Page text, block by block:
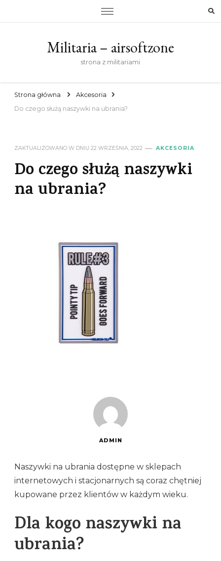
Militaria – airsoftzone
strona z militariami
Strona główna
Akcesoria
Do czego służą naszywki na ubrania?
ZAKTUALIZOWANO W DNIU 22 WRZEŚNIA, 2022 AKCESORIA
Do czego służą naszywki
na ubrania?
ADMIN
Naszywki na ubrania dostępne w sklepach
internetowych i stacjonarnych są coraz chętniej
kupowane przez klientów w każdym wieku.
Dla kogo naszywki na
ubrania?